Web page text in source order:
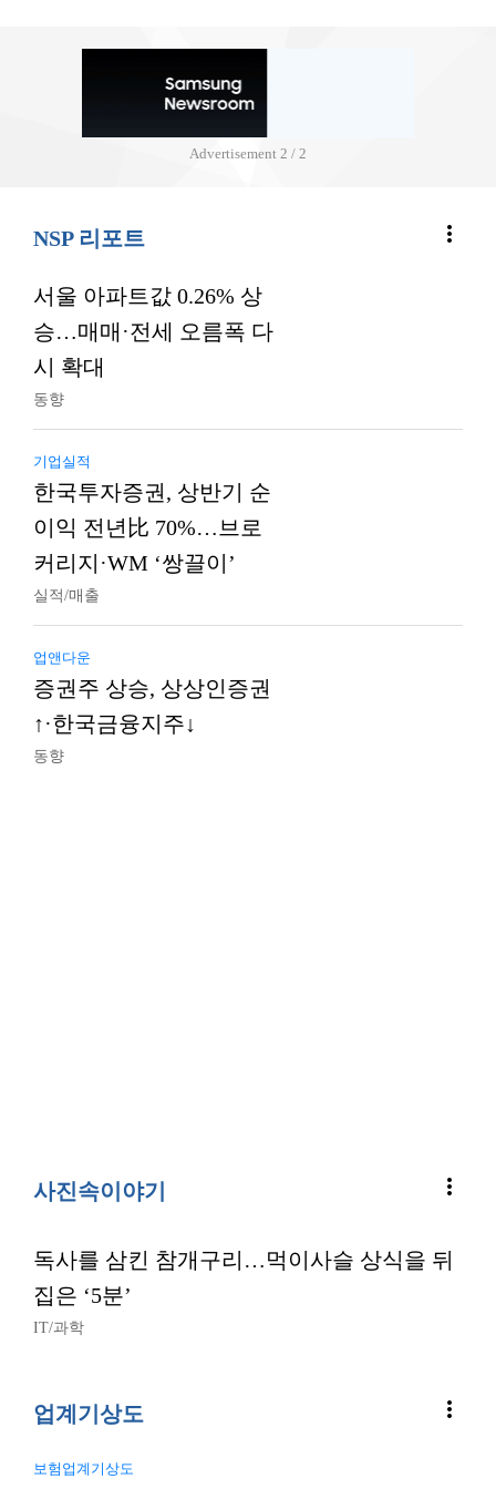
Advertisement 2 / 2
NSP 리포트 more_vert
서울 아파트값 0.26% 상
승…매매·전세 오름폭 다
시 확대
동향
기업실적
한국투자증권, 상반기 순
이익 전년比 70%…브로
커리지·WM ‘쌍끌이’
실적/매출
업앤다운
증권주 상승, 상상인증권
↑·한국금융지주↓
동향
사진속이야기 more_vert
독사를 삼킨 참개구리…먹이사슬 상식을 뒤
집은 ‘5분’
IT/과학
업계기상도 more_vert
보험업계기상도